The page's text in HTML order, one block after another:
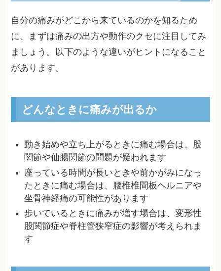
自分の痛みがどこから来ているのかを知るため
に、まずは痛みの出方や動作のクセに注目してみ
ましょう。以下のような違いがヒントになること
があります。
どんなときに痛みが出るか
動き始めや立ち上がるときに痛む場合は、股
関節や仙腸関節の問題が疑われます
座っている時間が長いときや前かがみになっ
たときに痛む場合は、腰椎椎間板ヘルニアや
坐骨神経痛の可能性があります
歩いているときに痛みが増す場合は、変形性
股関節症や脊柱管狭窄症の影響が考えられま
す